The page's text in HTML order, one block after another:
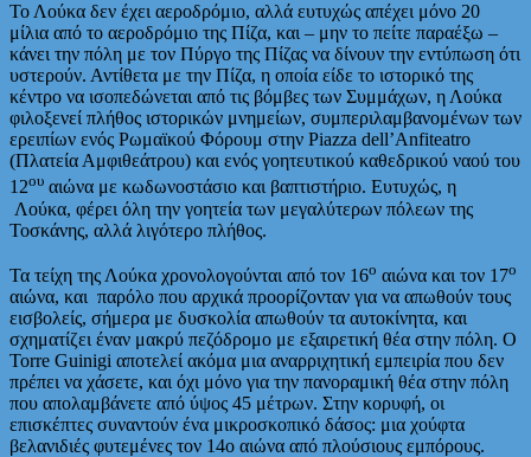
Το Λούκα δεν έχει αεροδρόμιο, αλλά ευτυχώς απέχει μόνο 20
μίλια από το αεροδρόμιο της Πίζα, και – μην το πείτε παραέξω –
κάνει την πόλη με τον Πύργο της Πίζας να δίνουν την εντύπωση ότι
υστερούν. Αντίθετα με την Πίζα, η οποία είδε το ιστορικό της
κέντρο να ισοπεδώνεται από τις βόμβες των Συμμάχων, η Λούκα
φιλοξενεί πλήθος ιστορικών μνημείων, συμπεριλαμβανομένων των
ερειπίων ενός Ρωμαϊκού Φόρουμ στην Piazza dell’Anfiteatro
(Πλατεία Αμφιθεάτρου) και ενός γοητευτικού καθεδρικού ναού του
12ου αιώνα με κωδωνοστάσιο και βαπτιστήριο. Ευτυχώς, η
Λούκα, φέρει όλη την γοητεία των μεγαλύτερων πόλεων της
Τοσκάνης, αλλά λιγότερο πλήθος.
Τα τείχη της Λούκα χρονολογούνται από τον 16ο αιώνα και τον 17ο
αιώνα, και παρόλο που αρχικά προορίζονταν για να απωθούν τους
εισβολείς, σήμερα με δυσκολία απωθούν τα αυτοκίνητα, και
σχηματίζει έναν μακρύ πεζόδρομο με εξαιρετική θέα στην πόλη. Ο
Torre Guinigi αποτελεί ακόμα μια αναρριχητική εμπειρία που δεν
πρέπει να χάσετε, και όχι μόνο για την πανοραμική θέα στην πόλη
που απολαμβάνετε από ύψος 45 μέτρων. Στην κορυφή, οι
επισκέπτες συναντούν ένα μικροσκοπικό δάσος: μια χούφτα
βελανιδιές φυτεμένες τον 14ο αιώνα από πλούσιους εμπόρους.